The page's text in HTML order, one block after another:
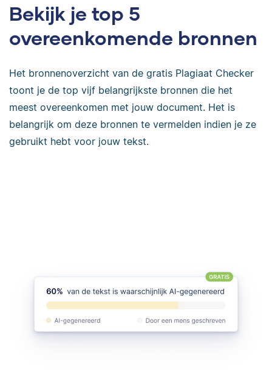
Bekijk je top 5
overeenkomende bronnen
Het bronnenoverzicht van de gratis Plagiaat Checker
toont je de top vijf belangrijkste bronnen die het
meest overeenkomen met jouw document. Het is
belangrijk om deze bronnen te vermelden indien je ze
gebruikt hebt voor jouw tekst.